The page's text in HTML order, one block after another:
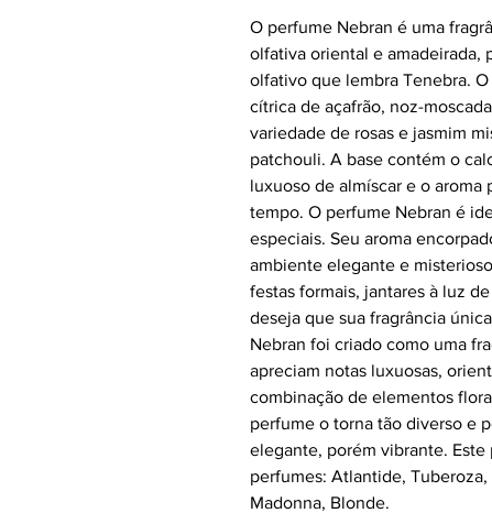
O perfume Nebran é uma
olfativa oriental e amadeirada,
olfativo que lembra Tenebra.
cítrica de açafrão, noz-
variedade de rosas e jasmim
patchouli. A base contém o
luxuoso de almíscar e o
tempo. O perfume Nebran é
especiais. Seu aroma
ambiente elegante e
festas formais, jantares à luz
deseja que sua fragrância
Nebran foi criado como uma
apreciam notas luxuosas,
combinação de elementos
perfume o torna tão diverso e
elegante, porém vibrante.
perfumes: Atlantide,
Madonna, Blonde.